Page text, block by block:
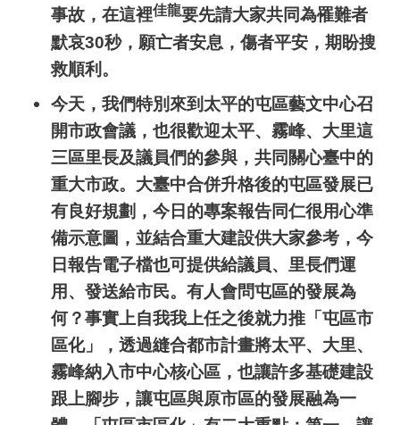
事故，在這裡佳龍要先請大家共同為罹難者
默哀30秒，願亡者安息，傷者平安，期盼搜
救順利。
今天，我們特別來到太平的屯區藝文中心召
開市政會議，也很歡迎太平、霧峰、大里這
三區里長及議員們的參與，共同關心臺中的
重大市政。大臺中合併升格後的屯區發展已
有良好規劃，今日的專案報告同仁很用心準
備示意圖，並結合重大建設供大家參考，今
日報告電子檔也可提供給議員、里長們運
用、發送給市民。有人會問屯區的發展為
何？事實上自我我上任之後就力推「屯區市
區化」，透過縫合都市計畫將太平、大里、
霧峰納入市中心核心區，也讓許多基礎建設
跟上腳步，讓屯區與原市區的發展融為一